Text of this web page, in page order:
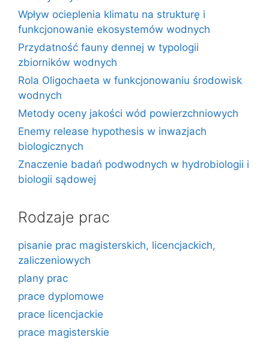
Wpływ ocieplenia klimatu na strukturę i
funkcjonowanie ekosystemów wodnych
Przydatność fauny dennej w typologii
zbiorników wodnych
Rola Oligochaeta w funkcjonowaniu środowisk
wodnych
Metody oceny jakości wód powierzchniowych
Enemy release hypothesis w inwazjach
biologicznych
Znaczenie badań podwodnych w hydrobiologii i
biologii sądowej
Rodzaje prac
pisanie prac magisterskich, licencjackich,
zaliczeniowych
plany prac
prace dyplomowe
prace licencjackie
prace magisterskie